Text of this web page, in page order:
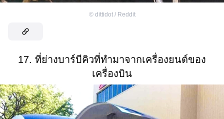
© dittidot / Reddit
17. ที่ย่างบาร์บีคิวที่ทำมาจากเครื่องยนต์ของ
เครื่องบิน